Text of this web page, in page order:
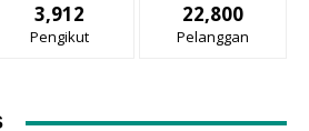
3,912
Pengikut
22,800
Pelanggan